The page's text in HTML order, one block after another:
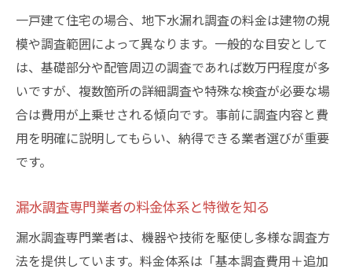
一戸建て住宅の場合、地下水漏れ調査の料金は建物の規
模や調査範囲によって異なります。一般的な目安として
は、基礎部分や配管周辺の調査であれば数万円程度が多
いですが、複数箇所の詳細調査や特殊な検査が必要な場
合は費用が上乗せされる傾向です。事前に調査内容と費
用を明確に説明してもらい、納得できる業者選びが重要
です。
漏水調査専門業者の料金体系と特徴を知る
漏水調査専門業者は、機器や技術を駆使し多様な調査方
法を提供しています。料金体系は「基本調査費用＋追加